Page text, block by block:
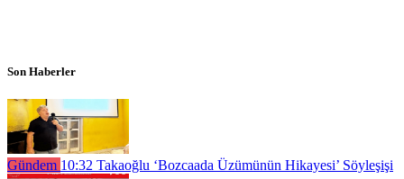
Son Haberler
Gündem 10:32 Takaoğlu ‘Bozcaada Üzümünün Hikayesi’ Söyleşişi